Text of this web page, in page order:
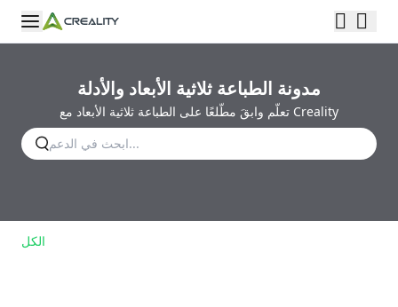
مدونة الطباعة ثلاثية الأبعاد والأدلة
تعلّم وابقَ مطّلعًا على الطباعة ثلاثية الأبعاد مع Creality
الكل